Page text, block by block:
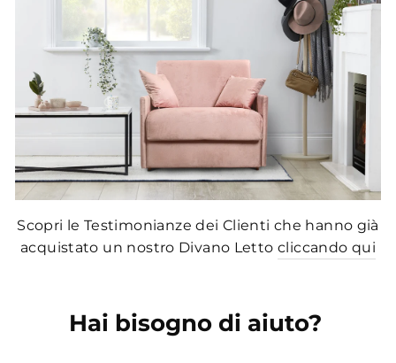
Scopri le Testimonianze dei Clienti che hanno già
acquistato un nostro Divano Lettocliccando qui
Hai bisogno di aiuto?